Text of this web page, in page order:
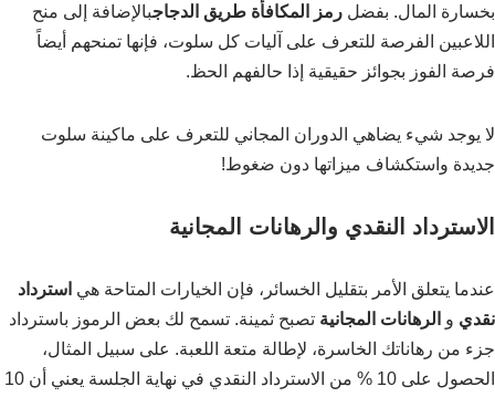
بخسارة المال. بفضل رمز المكافأة طريق الدجاجبالإضافة إلى منح
اللاعبين الفرصة للتعرف على آليات كل سلوت، فإنها تمنحهم أيضاً
فرصة الفوز بجوائز حقيقية إذا حالفهم الحظ.
لا يوجد شيء يضاهي الدوران المجاني للتعرف على ماكينة سلوت
جديدة واستكشاف ميزاتها دون ضغوط!
الاسترداد النقدي والرهانات المجانية
عندما يتعلق الأمر بتقليل الخسائر، فإن الخيارات المتاحة هي استرداد
نقدي و الرهانات المجانية تصبح ثمينة. تسمح لك بعض الرموز باسترداد
جزء من رهاناتك الخاسرة، لإطالة متعة اللعبة. على سبيل المثال،
الحصول على 10 % من الاسترداد النقدي في نهاية الجلسة يعني أن 10